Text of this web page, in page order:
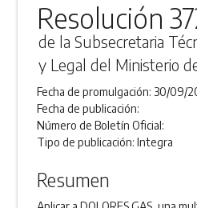
Resolución
de la Subsecretaria
y Legal del Ministerio
Fecha de promulgación: 30/09/
Fecha de publicación:
Número de Boletín Oficial:
Tipo de publicación:Integra
Resumen